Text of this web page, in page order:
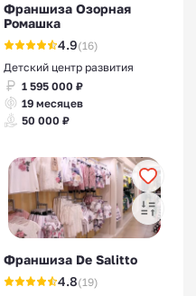
Франшиза Озорная
Ромашка
4.9(16)
Детский центр развития
1 595 000 ₽
19 месяцев
50 000 ₽
Франшиза De Salitto
4.8(19)